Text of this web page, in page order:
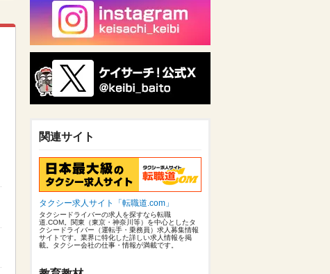
関連サイト
タクシー求人サイト「転職道.com」
タクシードライバーの求人を探すなら転職
道.COM。関東（東京・神奈川等）を中心としたタ
クシードライバー（運転手・乗務員）求人募集情報
サイトです。業界に特化した詳しい求人情報を掲
載。タクシー会社の仕事・情報が満載です。